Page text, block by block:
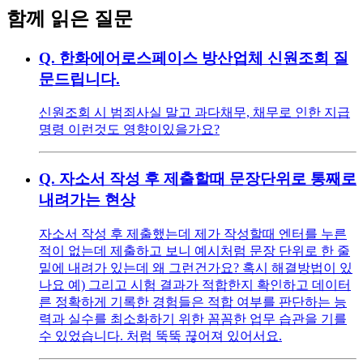
함께 읽은 질문
Q. 한화에어로스페이스 방산업체 신원조회 질
문드립니다.
신원조회 시 범죄사실 말고 과다채무, 채무로 인한 지급
명령 이런것도 영향이있을가요?
Q. 자소서 작성 후 제출할때 문장단위로 통째로
내려가는 현상
자소서 작성 후 제출했는데 제가 작성할때 엔터를 누른
적이 없는데 제출하고 보니 예시처럼 문장 단위로 한 줄
밑에 내려가 있는데 왜 그런건가요? 혹시 해결방법이 있
나요 예) 그리고 시험 결과가 적합한지 확인하고 데이터
른 정확하게 기록한 경험들은 적합 여부를 판단하는 능
력과 실수를 최소화하기 위한 꼼꼼한 업무 습관을 기를
수 있었습니다. 처럼 뚝뚝 끊어져 있어서요.